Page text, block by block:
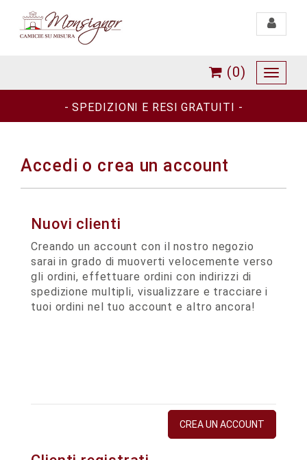
Toggle
Toggle
(0)
- SPEDIZIONI E RESI GRATUITI -
Accedi o crea un account
Nuovi clienti
Creando un account con il nostro negozio
sarai in grado di muoverti velocemente verso
gli ordini, effettuare ordini con indirizzi di
spedizione multipli, visualizzare e tracciare i
tuoi ordini nel tuo account e altro ancora!
CREA UN ACCOUNT